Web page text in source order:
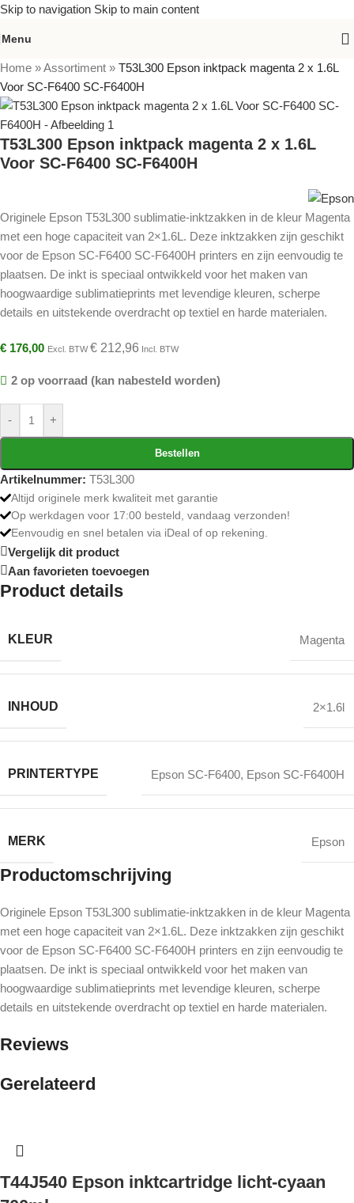
Skip to navigation Skip to main content
Menu
Home »Assortiment » T53L300 Epson inktpack magenta 2 x 1.6L
Voor SC-F6400 SC-F6400H
T53L300 Epson inktpack magenta 2 x 1.6L
Voor SC-F6400 SC-F6400H
Originele Epson T53L300 sublimatie-inktzakken in de kleur Magenta
met een hoge capaciteit van 2×1.6L. Deze inktzakken zijn geschikt
voor de Epson SC-F6400 SC-F6400H printers en zijn eenvoudig te
plaatsen. De inkt is speciaal ontwikkeld voor het maken van
hoogwaardige sublimatieprints met levendige kleuren, scherpe
details en uitstekende overdracht op textiel en harde materialen.
€ 176,00 Excl. BTW€ 212,96 Incl. BTW
2 op voorraad (kan nabesteld worden)
- +
Bestellen
Artikelnummer: T53L300
Altijd originele merk kwaliteit met garantie
Op werkdagen voor 17:00 besteld, vandaag verzonden!
Eenvoudig en snel betalen via iDeal of op rekening.
Vergelijk dit product
Aan favorieten toevoegen
Product details
KLEUR Magenta
INHOUD 2×1.6l
PRINTERTYPE Epson SC-F6400, Epson SC-F6400H
MERK Epson
Productomschrijving
Originele Epson T53L300 sublimatie-inktzakken in de kleur Magenta
met een hoge capaciteit van 2×1.6L. Deze inktzakken zijn geschikt
voor de Epson SC-F6400 SC-F6400H printers en zijn eenvoudig te
plaatsen. De inkt is speciaal ontwikkeld voor het maken van
hoogwaardige sublimatieprints met levendige kleuren, scherpe
details en uitstekende overdracht op textiel en harde materialen.
Reviews
Gerelateerd
T44J540 Epson inktcartridge licht-cyaan